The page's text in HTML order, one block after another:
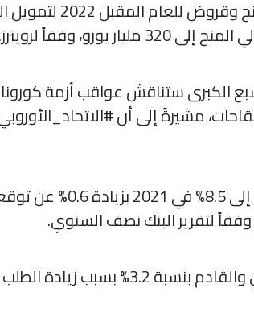
الاتحاد_الأوروبي
الكبرى ستناقش عواقب أزمة كورونا
مشيرةً إلى أن
البنك_الدولي يرفع
وفقاً لتقرير البنك نصف السنوي.
البنك الدولي يتوقع نمو اقتصاد #روسيا في العام